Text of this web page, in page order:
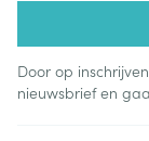
Door op
nieuwsbrief en